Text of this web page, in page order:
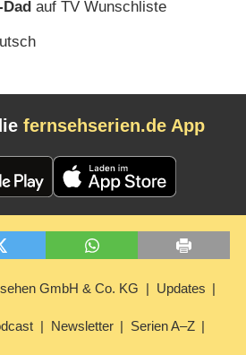
auf TV Wunschliste
fernsehserien.de App
GmbH & Co. KG Updates
Newsletter Serien A–Z